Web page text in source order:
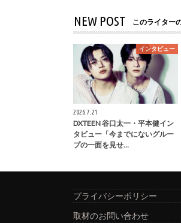
NEW POST このライター
インタビュー
2026.7.21
DXTEEN 谷口太一・平本健イン
タビュー「今までにないグルー
プの一面を見せ…
プライバシーポリシー
取材のお問い合わせ